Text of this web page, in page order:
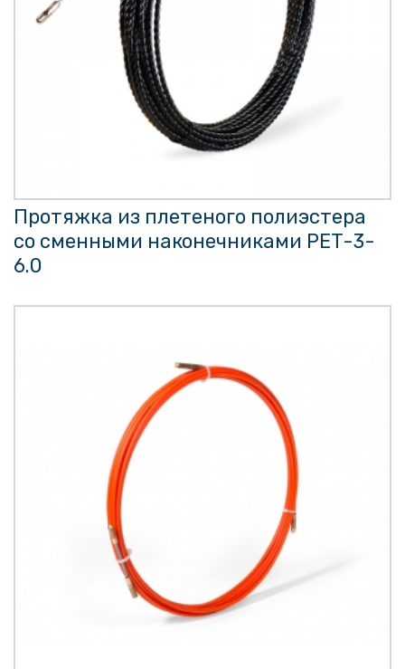
Протяжка из плетеного полиэстера
со сменными наконечниками PET-3-
6.0